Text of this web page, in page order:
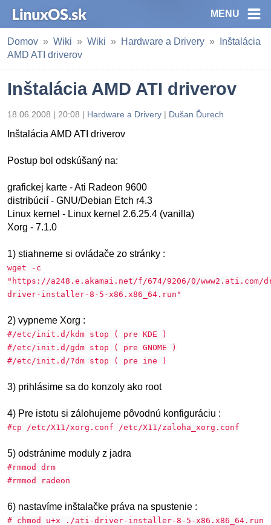
MENU
Domov Wiki Wiki Hardware a Drivery
Inštalácia
AMD ATI driverov
Inštalácia AMD ATI driverov
18.06.2008 | 20:08 | Hardware a Drivery | Dušan Ďurech
Inštalácia AMD ATI driverov
Postup bol odskúšaný na:
grafickej karte - Ati Radeon 9600
distribúcií - GNU/Debian Etch r4.3
Linux kernel - Linux kernel 2.6.25.4 (vanilla)
Xorg - 7.1.0
1) stiahneme si ovládače zo stránky :
wget -c
"https://a248.e.akamai.net/f/674/9206/0/
driver-installer-8-5-x86.x86_64.run"
2) vypneme Xorg :
#/etc/init.d/kdm stop ( pre KDE )
#/etc/init.d/gdm stop ( pre GNOME )
#/etc/init.d/?dm stop ( pre ine )
3) prihlásime sa do konzoly ako root
4) Pre istotu si zálohujeme pôvodnú konfiguráciu :
#cp /etc/X11/xorg.conf /etc/X11/zaloha_xorg.conf
5) odstránime moduly z jadra
#rmmod drm
#rmmod radeon
6) nastavíme inštalačke práva na spustenie :
# chmod u+x ./ati-driver-installer-8-5-x86.x86_64.run